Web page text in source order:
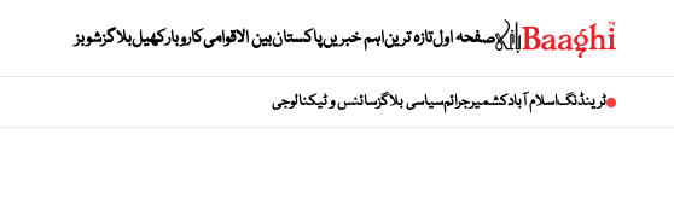
صفحہ اولتازہ تریناہم خبریںپاکستانبین الاقوامیکاروبارکھیلبلاگزشوبز
ٹرینڈنگاسلام آبادکشمیرجرائمسیاسی بلاگزسائنس و ٹیکنالوجی